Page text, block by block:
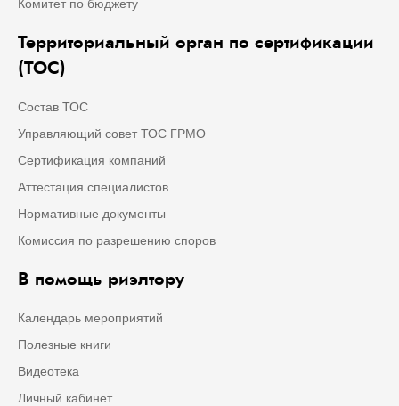
Комитет по бюджету
Территориальный орган по сертификации
(ТОС)
Состав ТОС
Управляющий совет ТОС ГРМО
Сертификация компаний
Аттестация специалистов
Нормативные документы
Комиссия по разрешению споров
В помощь риэлтору
Календарь мероприятий
Полезные книги
Видеотека
Личный кабинет